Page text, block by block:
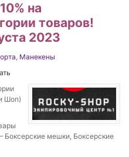
на
товаров!
2023
, Манекены
Шоп)
Боксерские мешки, Боксерские